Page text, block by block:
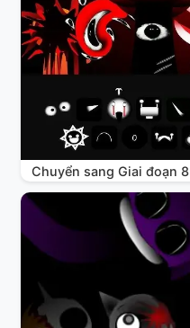
Chuyển sang Giai đoạn 8